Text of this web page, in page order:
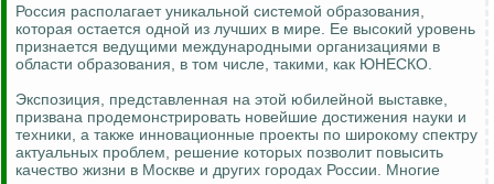
Россия располагает уникальной системой образования,
которая остается одной из лучших в мире. Ее высокий уровень
признается ведущими международными организациями в
области образования, в том числе, такими, как ЮНЕСКО.
Экспозиция, представленная на этой юбилейной выставке,
призвана продемонстрировать новейшие достижения науки и
техники, а также инновационные проекты по широкому спектру
актуальных проблем, решение которых позволит повысить
качество жизни в Москве и других городах России. Многие